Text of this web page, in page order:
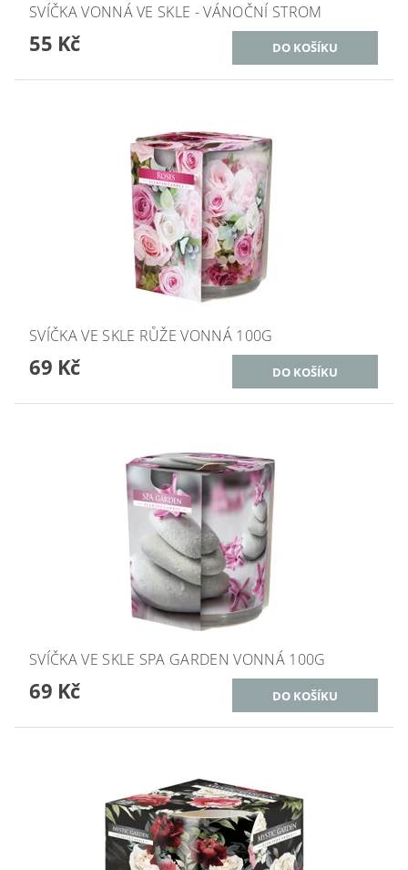
SVÍČKA VONNÁ VE SKLE - VÁNOČNÍ STROM
55 Kč
SVÍČKA VE SKLE RŮŽE VONNÁ 100G
69 Kč
SVÍČKA VE SKLE SPA GARDEN VONNÁ 100G
69 Kč